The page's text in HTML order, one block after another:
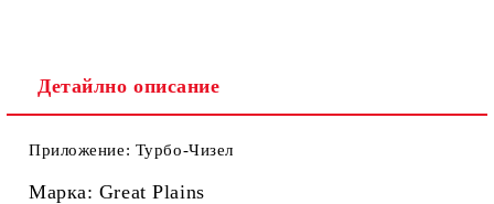
Детайлно описание
Приложение: Турбо-Чизел
Марка: Great Plains